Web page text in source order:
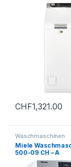
CHF1,321.00
Waschmaschinen
Miele
500-09 CH – A